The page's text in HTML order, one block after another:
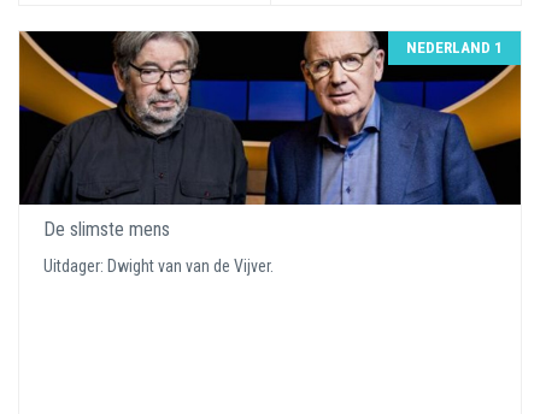
NEDERLAND 1
De slimste mens
Uitdager: Dwight van van de Vijver.